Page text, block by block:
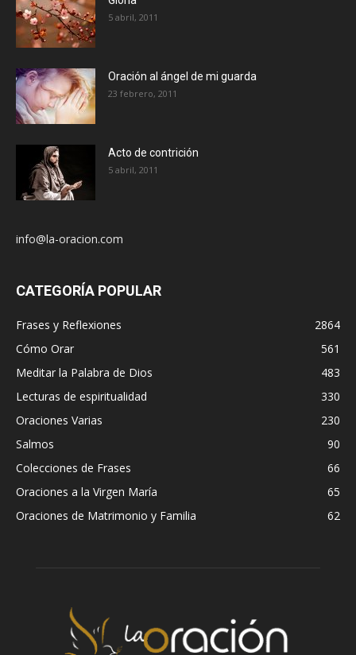
5 abril, 2011
Oración al ángel de mi guarda
23 febrero, 2011
Acto de contrición
5 abril, 2011
info@la-oracion.com
CATEGORÍA POPULAR
Frases y Reflexiones
2864
Cómo Orar
561
Meditar la Palabra de Dios
483
Lecturas de espiritualidad
330
Oraciones Varias
230
Salmos
90
Colecciones de Frases
66
Oraciones a la Virgen María
65
Oraciones de Matrimonio y Familia
62